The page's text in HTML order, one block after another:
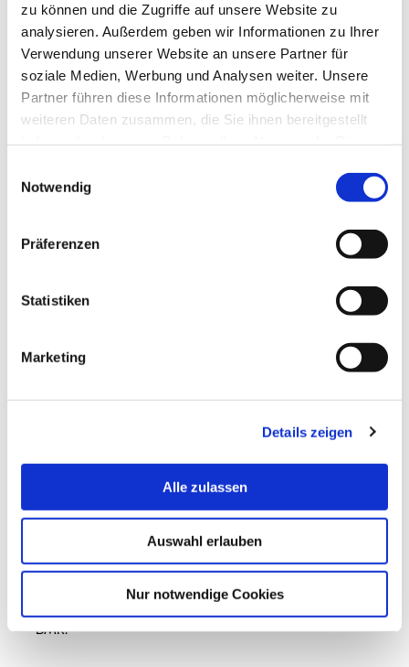
zu können und die Zugriffe auf unsere Website zu
analysieren. Außerdem geben wir Informationen zu Ihrer
Verwendung unserer Website an unsere Partner für
soziale Medien, Werbung und Analysen weiter. Unsere
Partner führen diese Informationen möglicherweise mit
weiteren Daten zusammen, die Sie ihnen bereitgestellt
Notwendig
Präferenzen
Statistiken
Marketing
Details zeigen
Alle zulassen
Auswahl erlauben
Nur notwendige Cookies
© Hochschule Bremerhaven/Studienpate BMR Skai
genau ich studieren möchte, mir war lediglich klar,
dass es im Mint Bereich sein würde, sowie
Talk überzeugte mich aber dazu BMR zu Studieren.
Was mich bei BMR besonders reizte ist die
Biologie, wodurch man direkt einen Einblick in eines
Am besten gefällt mir das viele praktische Arbeiten
wir uns viel damit wie (Mikro-) Organismen
funktionieren und wie wir diese für uns nutzbar
Falls du noch weitere Fragen hast oder dir gerne mal
die Hochschule von innen ansehen willst dann
BMR.